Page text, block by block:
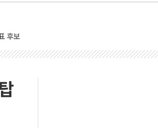
경선서 정청래에 승리...47.75% vs 42.08%
선 결과 발표...김민석 47.75% 정청래 42.08%
과 발표...김민석 45.09% 정청래 43.27% 송영길
정(8.10~8.14)
작…공습 한계·탄약 부족 현실화